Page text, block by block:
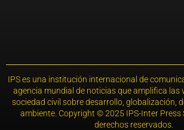
IPS es una institución internacional de
agencia mundial de noticias que amplifica las
sociedad civil sobre desarrollo, globalización,
ambiente. Copyright © 2025 IPS-Inter Press
derechos reservados.